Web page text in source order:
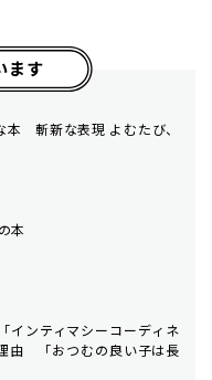
ます
本 斬新な表現 よむたび、
本
インティマシーコーディネ
由 「おつむの良い子は長